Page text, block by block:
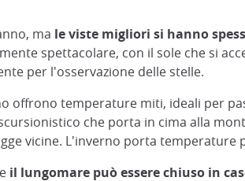
ma le viste migliori si hanno
spettacolare, con il sole che si
per l'osservazione delle stelle.
offrono temperature miti, ideali per
che porta in cima alla
vicine. L'inverno porta
il lungomare può essere chiuso in